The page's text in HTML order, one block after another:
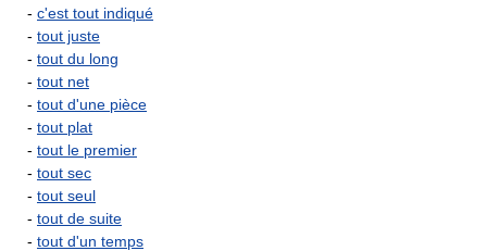
- c'est tout indiqué
- tout juste
- tout du long
- tout net
- tout d'une pièce
- tout plat
- tout le premier
- tout sec
- tout seul
- tout de suite
- tout d'un temps